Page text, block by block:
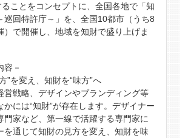
ることをコンセプトに、全国各地で「知
巡回特許庁～」を、全国10都市（うち8
）で開催し、地域を知財で盛り上げま
容－
”を変え、知財を“味方”へ
営戦略、デザインやブランディング等
かには“知財”が存在します。デザイナー
門家など、第一線で活躍する専門家に
を通じて知財の見方を変え、知財を味